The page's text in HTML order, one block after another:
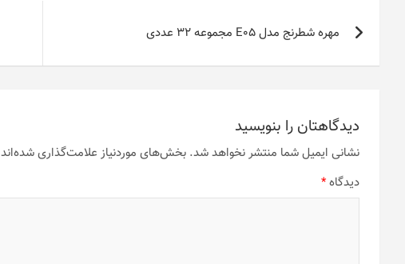
راهبری
نوشتهمهره شطرنج مدل E05 مجموعه 32 عددی
دیدگاهتان را بنویسید
نشانی ایمیل شما منتشر نخواهد شد. بخش‌های موردنیاز علامت‌گذاری شده‌اند
دیدگاه*